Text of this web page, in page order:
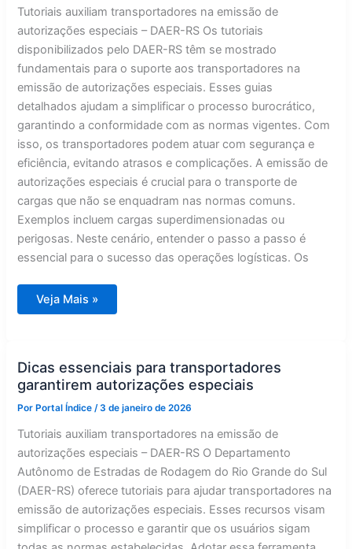
Tutoriais auxiliam transportadores na emissão de
autorizações especiais – DAER-RS Os tutoriais
disponibilizados pelo DAER-RS têm se mostrado
fundamentais para o suporte aos transportadores na
emissão de autorizações especiais. Esses guias
detalhados ajudam a simplificar o processo burocrático,
garantindo a conformidade com as normas vigentes. Com
isso, os transportadores podem atuar com segurança e
eficiência, evitando atrasos e complicações. A emissão de
autorizações especiais é crucial para o transporte de
cargas que não se enquadram nas normas comuns.
Exemplos incluem cargas superdimensionadas ou
perigosas. Neste cenário, entender o passo a passo é
essencial para o sucesso das operações logísticas. Os
Tutoriais
Facilitam
Especiais
para
Transportadores
Veja Mais »
Dicas essenciais para transportadores
garantirem autorizações especiais
PorPortal Índice /3 de janeiro de 2026
Tutoriais auxiliam transportadores na emissão de
autorizações especiais – DAER-RS O Departamento
Autônomo de Estradas de Rodagem do Rio Grande do Sul
(DAER-RS) oferece tutoriais para ajudar transportadores na
emissão de autorizações especiais. Esses recursos visam
simplificar o processo e garantir que os usuários sigam